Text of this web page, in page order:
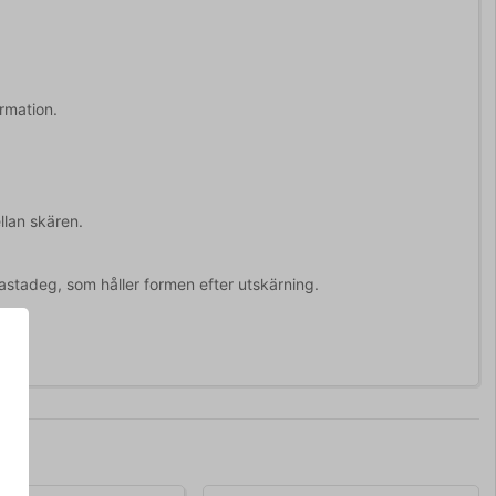
skären.
som håller formen efter utskärning.